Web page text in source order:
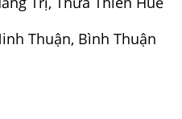
Thuận, Bình Thuận